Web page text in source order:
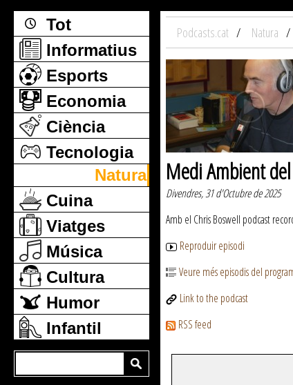
Tot
Informatius
Esports
Economia
Ciència
Tecnologia
Natura
Cuina
Viatges
Música
Cultura
Humor
Infantil
Podcasts.cat Natura
Medi Ambient
Divendres, 31 d'Octubre de 2025
Amb el Chris Boswell podcast
Reproduir episodi
Veure més episodis del
Link to the podcast
RSS feed